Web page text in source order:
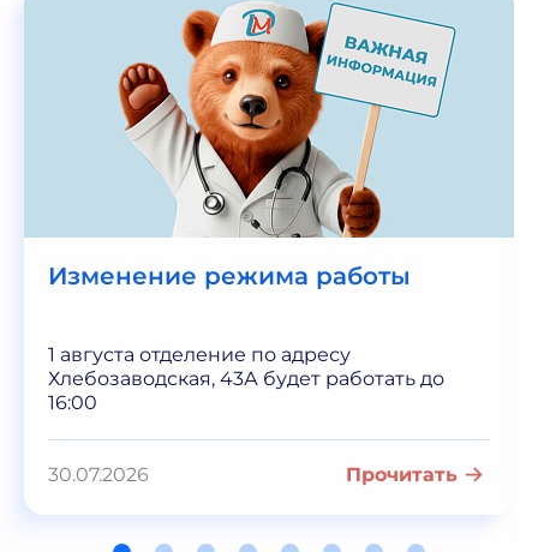
Изменение режима работы
1 августа отделение по адресу
Хлебозаводская, 43А будет работать до
16:00
30.07.2026 Прочитать